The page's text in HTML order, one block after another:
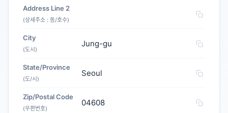
Address Line 2
(상세주소 : 동/호수)
City
(도시)
Jung-gu
State/Province
(도/시)
Seoul
Zip/Postal Code
(우편번호)
04608